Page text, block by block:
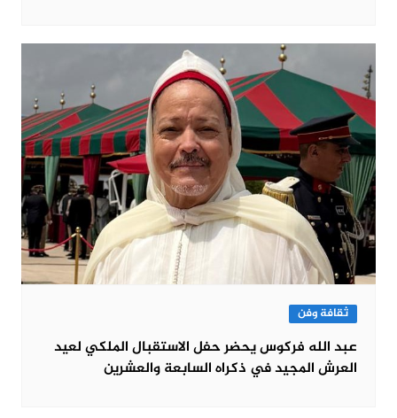
ثقافة وفن
عبد الله فركوس يحضر حفل الاستقبال الملكي لعيد
العرش المجيد في ذكراه السابعة والعشرين